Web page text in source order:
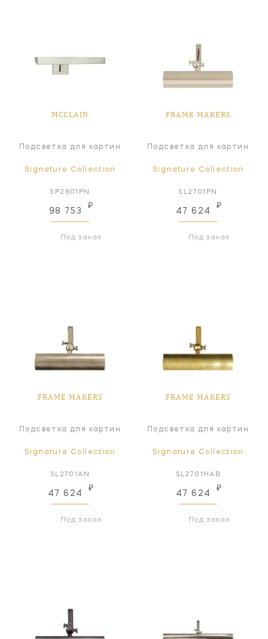
MCCLAIN
Подсветка для картин
Signature Collection
SP2601PN
98 753
₽
Под заказ
FRAME MAKERS
Подсветка для картин
Signature Collection
SL2701PN
47 624
₽
Под заказ
FRAME MAKERS
Подсветка для картин
Signature Collection
SL2701AN
47 624
₽
Под заказ
FRAME MAKERS
Подсветка для картин
Signature Collection
SL2701HAB
47 624
₽
Под заказ